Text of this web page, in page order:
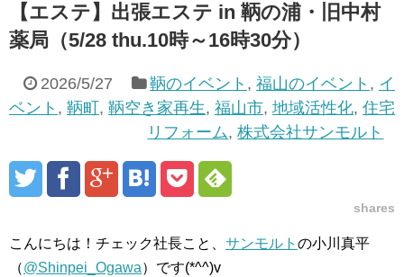
【エステ】出張エステ in 鞆の浦・旧中村
薬局（5/28 thu.10時～16時30分）
2026/5/27 鞆のイベント , 福山のイベント , イ
ベント , 鞆町 , 鞆空き家再生, 福山市, 地域活性化, 住宅
リフォーム,株式会社サンモルト
shares
こんにちは！チェック社長こと、 サンモルト の小川真平
（@Shinpei_Ogawa）です(*^^)v